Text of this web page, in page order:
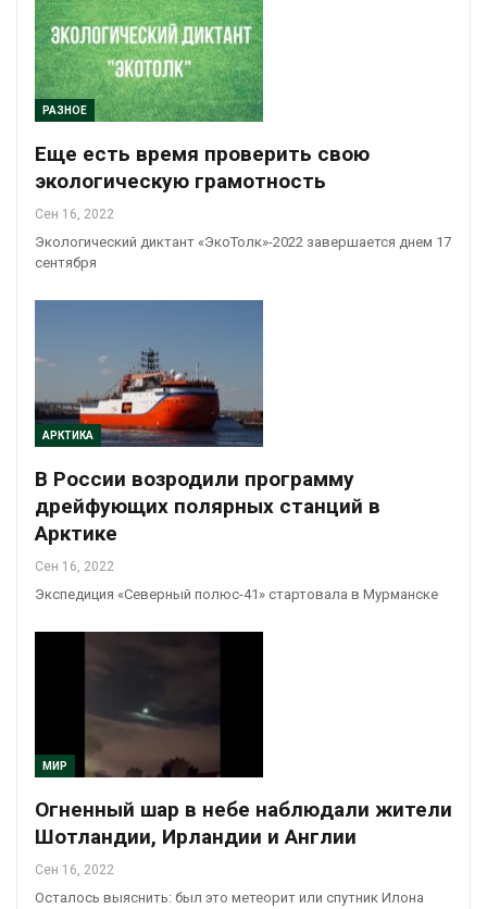
РАЗНОЕ
Еще есть время проверить свою
экологическую грамотность
Сен 16, 2022
Экологический диктант «ЭкоТолк»-2022 завершается днем 17
сентября
АРКТИКА
В России возродили программу
дрейфующих полярных станций в
Арктике
Сен 16, 2022
Экспедиция «Северный полюс-41» стартовала в Мурманске
МИР
Огненный шар в небе наблюдали жители
Шотландии, Ирландии и Англии
Сен 16, 2022
Осталось выяснить: был это метеорит или спутник Илона